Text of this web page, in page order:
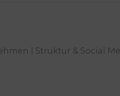
| Struktur & Social